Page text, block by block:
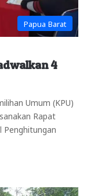
Papua Barat
4
Umum (KPU)
Rapat
Penghitungan